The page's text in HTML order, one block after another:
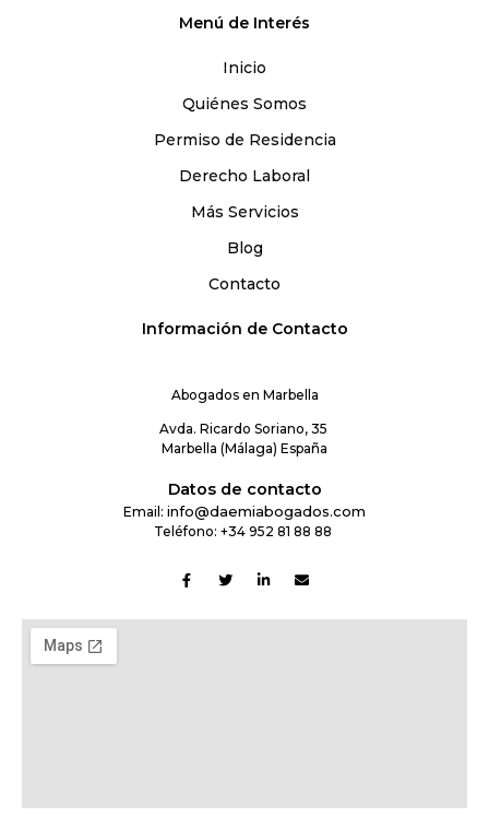
Menú de Interés
Inicio
Quiénes Somos
Permiso de Residencia
Derecho Laboral
Más Servicios
Blog
Contacto
Información de Contacto
Abogados en Marbella
Avda. Ricardo Soriano, 35
Marbella (Málaga) España
Datos de contacto
Email: info@daemiabogados.com
Teléfono: +34 952 81 88 88